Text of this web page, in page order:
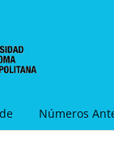
Números